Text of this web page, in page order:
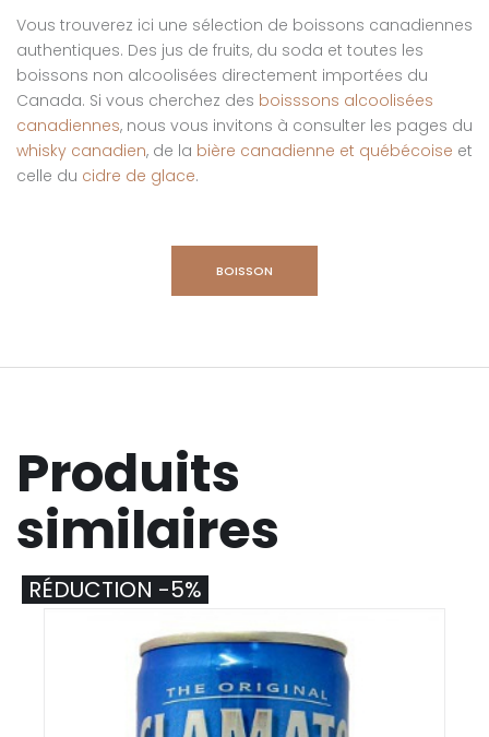
Vous trouverez ici une sélection de boissons canadiennes
authentiques. Des jus de fruits, du soda et toutes les
boissons non alcoolisées directement importées du
Canada. Si vous cherchez des boisssons alcoolisées
canadiennes, nous vous invitons à consulter les pages du
whisky canadien, de la bière canadienne et québécoise et
celle du cidre de glace.
BOISSON
Produits
similaires
RÉDUCTION -5%